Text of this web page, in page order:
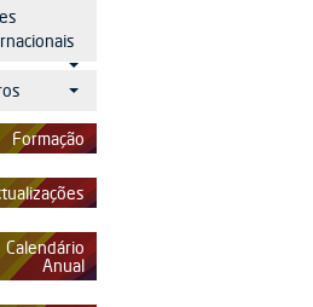
Formação
Calendário
Anual